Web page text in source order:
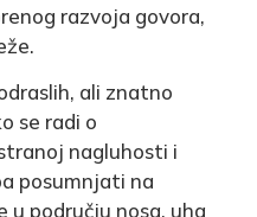
razvoja govora,
ali znatno
se radi o
nagluhosti i
posumnjati na
području nosa, uha